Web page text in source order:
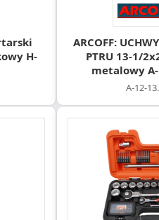
H-
ARCOFF:
PTRU 13-1/
metalowy
A-12-